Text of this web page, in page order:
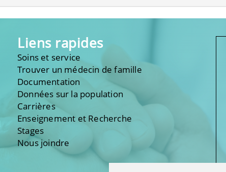
Liens rapides
Soins et service
Trouver un médecin de famille
Documentation
Données sur la population
Carrières
Enseignement et Recherche
Stages
Nous joindre